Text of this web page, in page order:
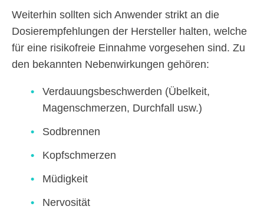
Weiterhin sollten sich Anwender strikt an die
Dosierempfehlungen der Hersteller halten, welche
für eine risikofreie Einnahme vorgesehen sind. Zu
den bekannten Nebenwirkungen gehören:
Verdauungsbeschwerden (Übelkeit,
Magenschmerzen, Durchfall usw.)
Sodbrennen
Kopfschmerzen
Müdigkeit
Nervosität